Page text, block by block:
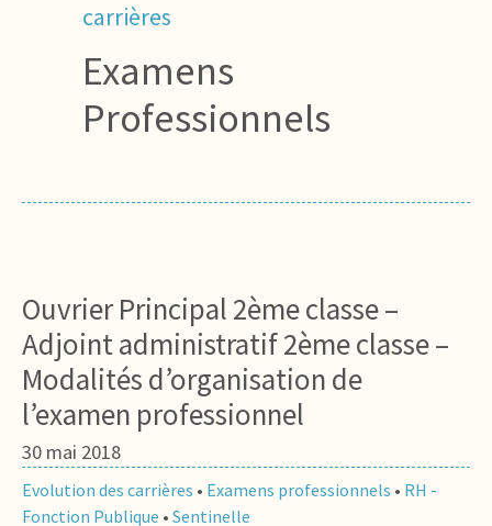
carrières
Examens
Professionnels
Ouvrier Principal 2ème classe –
Adjoint administratif 2ème classe –
Modalités d’organisation de
l’examen professionnel
30 mai 2018
Evolution des carrières • Examens professionnels • RH -
Fonction Publique • Sentinelle